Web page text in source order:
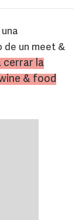
de un meet &
cerrar la
& food